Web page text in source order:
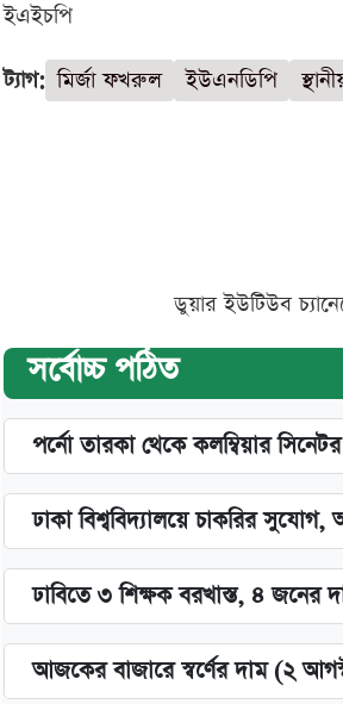
ইএইচপি
ট্যাগ: মির্জা ফখরুল ইউএনডিপি
ডুয়ার ইউটিউব
সর্বোচ্চ পঠিত
পর্নো তারকা থেকে কলম্বিয়ার
ঢাকা বিশ্ববিদ্যালয়ে চাকরির
ঢাবিতে ৩ শিক্ষক বরখাস্ত, ৪ জনের
আজকের বাজারে স্বর্ণের দাম (২